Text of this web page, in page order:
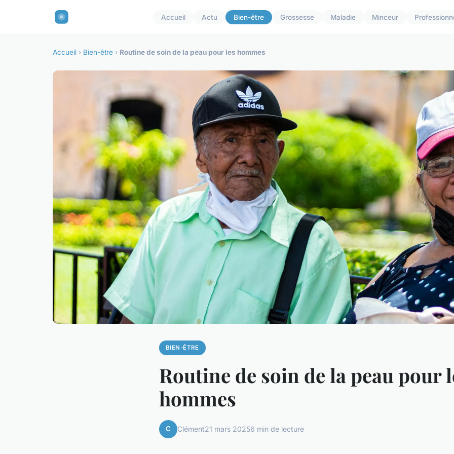
Accueil Actu Bien-être Grossesse Maladie Minceur
Accueil › Bien-être › Routine de soin de la peau pour les hommes
BIEN-ÊTRE
Routine de soin de la peau pour
hommes
C Clément21 mars 20256 min de lecture